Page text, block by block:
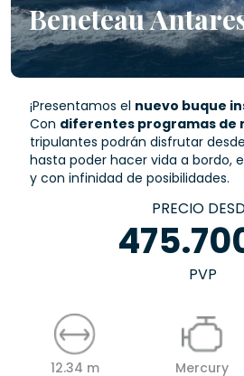
Beneteau
¡Presentamos el nuevo buque
Con diferentes programas de
tripulantes podrán disfrutar
hasta poder hacer vida a bordo,
y con infinidad de posibilidades.
PRECIO
PVP
12.34 m Mercury